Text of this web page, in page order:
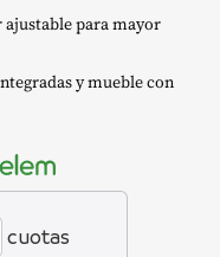
ajustable para mayor
y mueble con
cuotas